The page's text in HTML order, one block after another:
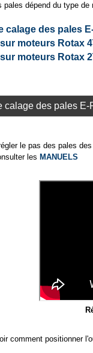
pales dépend du type de
calage des pales
moteurs Rotax
moteurs Rotax
calage des pales E-
le pas des pales
les MANUELS
comment positionner